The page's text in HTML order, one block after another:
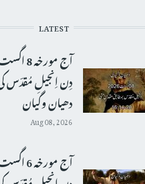
LATEST
دِن اِنجیلِ مُقدّس
دھیان وگیان
Aug 08, 2026